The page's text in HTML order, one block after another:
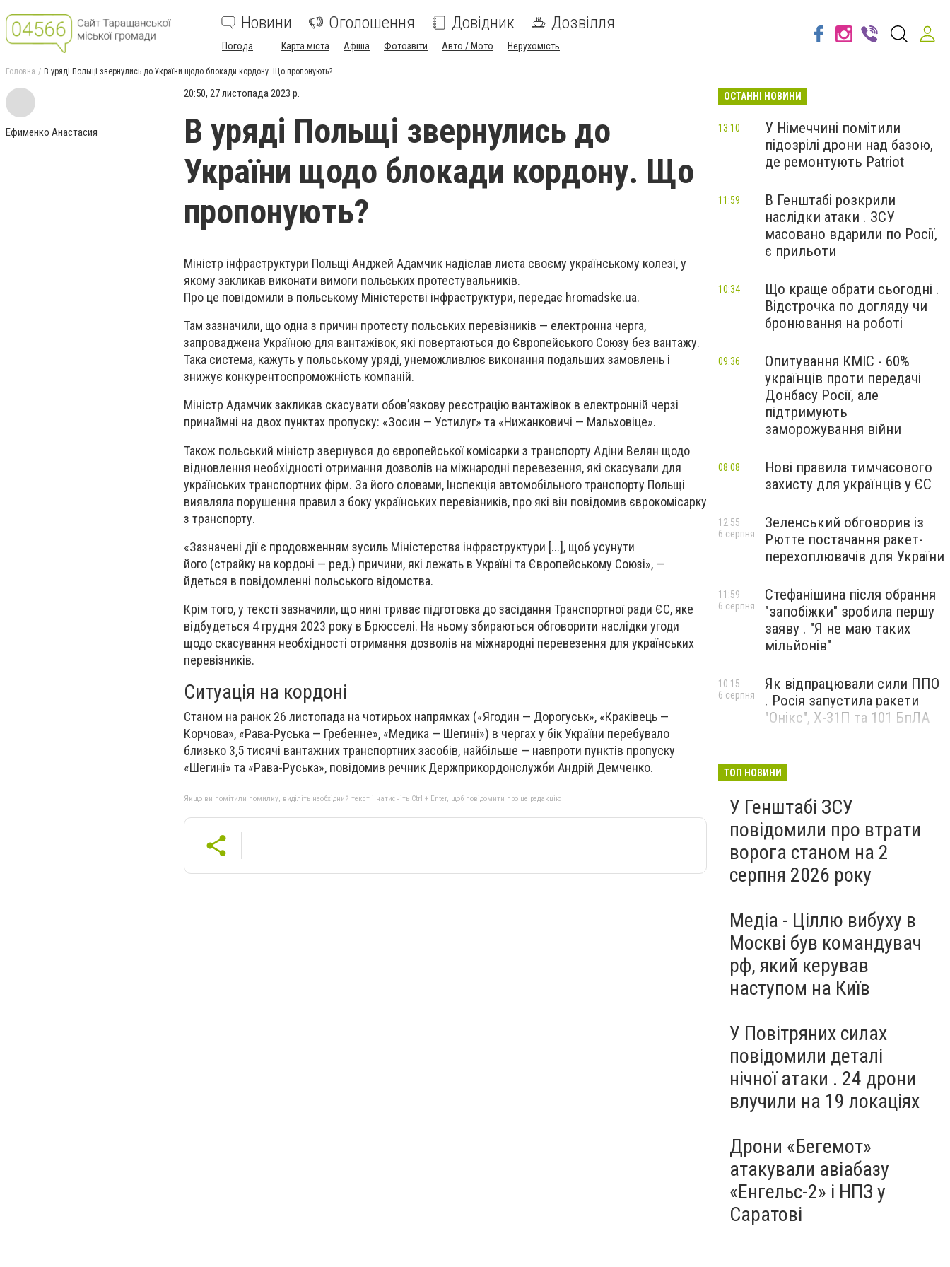
Новини Оголошення Довідник Дозвілля
Погода Карта міста Афіша Фотозвіти Авто / Мото Нерухомість
Головна В уряді Польщі звернулись до України щодо блокади кордону. Що пропонують?
Ефименко Анастасия
20:50, 27 листопада 2023 р.
В уряді Польщі звернулись до
України щодо блокади кордону. Що
пропонують?
Міністр інфраструктури Польщі Анджей Адамчик надіслав листа своєму українському колезі, у
якому закликав виконати вимоги польських протестувальників.
Про це повідомили в польському Міністерстві інфраструктури, передає hromadske.ua.
Там зазначили, що одна з причин протесту польських перевізників — електронна черга,
запроваджена Україною для вантажівок, які повертаються до Європейського Союзу без вантажу.
Така система, кажуть у польському уряді, унеможливлює виконання подальших замовлень і
знижує конкурентоспроможність компаній.
Міністр Адамчик закликав скасувати обов’язкову реєстрацію вантажівок в електронній черзі
принаймні на двох пунктах пропуску: «Зосин — Устилуг» та «Нижанковичі — Мальховіце».
Також польський міністр звернувся до європейської комісарки з транспорту Адіни Велян щодо
відновлення необхідності отримання дозволів на міжнародні перевезення, які скасували для
українських транспортних фірм. За його словами, Інспекція автомобільного транспорту Польщі
виявляла порушення правил з боку українських перевізників, про які він повідомив єврокомісарку
з транспорту.
«Зазначені дії є продовженням зусиль Міністерства інфраструктури [...], щоб усунути
його (страйку на кордоні — ред.) причини, які лежать в Україні та Європейському Союзі», —
йдеться в повідомленні польського відомства.
Крім того, у тексті зазначили, що нині триває підготовка до засідання Транспортної ради ЄС, яке
відбудеться 4 грудня 2023 року в Брюсселі. На ньому збираються обговорити наслідки угоди
щодо скасування необхідності отримання дозволів на міжнародні перевезення для українських
перевізників.
Ситуація на кордоні
Станом на ранок 26 листопада на чотирьох напрямках («Ягодин — Дорогуськ», «Краківець —
Корчова», «Рава-Руська — Гребенне», «Медика — Шегині») в чергах у бік України перебувало
близько 3,5 тисячі вантажних транспортних засобів, найбільше — навпроти пунктів пропуску
«Шегині» та «Рава-Руська», повідомив речник Держприкордонслужби Андрій Демченко.
Якщо ви помітили помилку, виділіть необхідний текст і натисніть Ctrl + Enter, щоб повідомити про це редакцію
ОСТАННІ НОВИНИ
У Німеччині помітили
підозрілі дрони над базою,
де ремонтують Patriot
13:10
В Генштабі розкрили
наслідки атаки . ЗСУ
масовано вдарили по Росії,
є прильоти
11:59
Що краще обрати сьогодні .
Відстрочка по догляду чи
бронювання на роботі
10:34
Опитування КМІС - 60%
українців проти передачі
Донбасу Росії, але
підтримують
заморожування війни
09:36
Нові правила тимчасового
захисту для українців у ЄС
08:08
Зеленський обговорив із
Рютте постачання ракет-
перехоплювачів для України
12:55
6 серпня
Стефанішина після обрання
"запобіжки" зробила першу
заяву . "Я не маю таких
мільйонів"
11:59
6 серпня
Як відпрацювали сили ППО
. Росія запустила ракети
"Онікс", Х-31П та 101 БпЛА
10:15
6 серпня
ТОП НОВИНИ
У Генштабі ЗСУ
повідомили про втрати
ворога станом на 2
серпня 2026 року
Медіа - Ціллю вибуху в
Москві був командувач
рф, який керував
наступом на Київ
У Повітряних силах
повідомили деталі
нічної атаки . 24 дрони
влучили на 19 локаціях
Дрони «Бегемот»
атакували авіабазу
«Енгельс-2» і НПЗ у
Саратові